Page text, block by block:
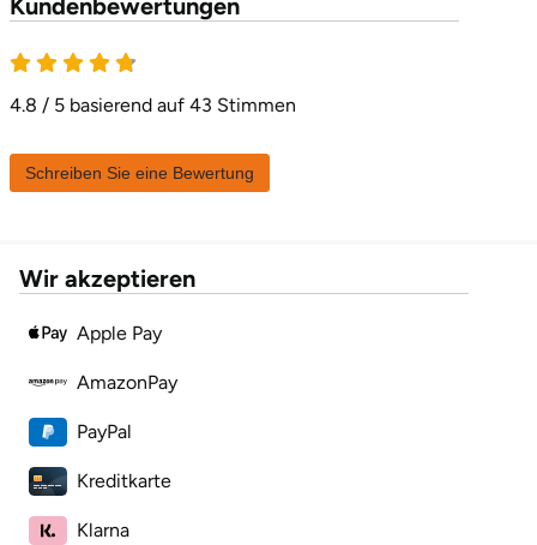
Kundenbewertungen
4.8 von 5
4.8 / 5 basierend auf 43 Stimmen
Schreiben Sie eine Bewertung
Wir akzeptieren
Apple Pay
AmazonPay
PayPal
Kreditkarte
Klarna
Kamp-Lintfort
Karlsruhe
Kempten
Koblenz
Kronach
Kulmbach